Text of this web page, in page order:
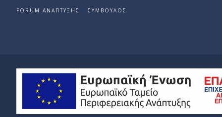
FORUM ΑΝΑΠΤΥΞΗΣ ΣΥΜΒΟΥΛΟΣ